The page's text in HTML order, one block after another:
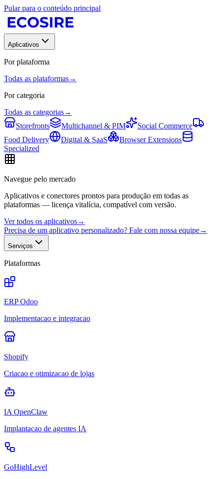
Pular para o conteúdo principal
Aplicativos
Por plataforma
Todas as plataformas→
Por categoria
Todas as categorias→
Storefronts
Multichannel & PIM
Social Commerce
Food Delivery
Digital & SaaS
Browser Extensions
Specialized
Navegue pelo mercado
Aplicativos e conectores prontos para produção em todas as
plataformas — licença vitalícia, compatível com versão.
Ver todos os aplicativos→
Precisa de um aplicativo personalizado? Fale com nossa equipe→
Serviços
Plataformas
ERP Odoo
Implementacao e integracao
Shopify
Criacao e otimizacao de lojas
IA OpenClaw
Implantacao de agentes IA
GoHighLevel